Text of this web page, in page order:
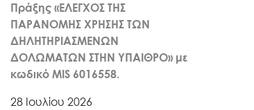
Πράξης «ΕΛΕΓΧΟΣ ΤΗΣ
ΠΑΡΑΝΟΜΗΣ ΧΡΗΣΗΣ ΤΩΝ
ΔΗΛΗΤΗΡΙΑΣΜΕΝΩΝ
ΔΟΛΩΜΑΤΩΝ ΣΤΗΝ ΥΠΑΙΘΡΟ» με
κωδικό MIS 6016558.
28 Ιουλίου 2026